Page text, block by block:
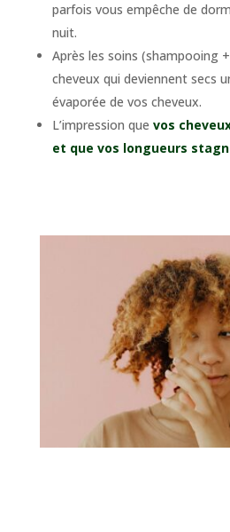
parfois vous empêche de
nuit.
Après les soins (shampooing
cheveux qui deviennent secs
évaporée de vos cheveux.
L’impression que vos
et que vos longueurs